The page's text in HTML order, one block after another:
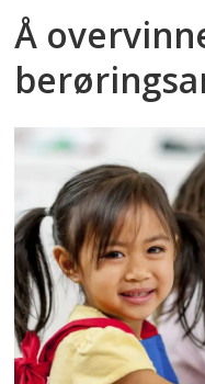
Å